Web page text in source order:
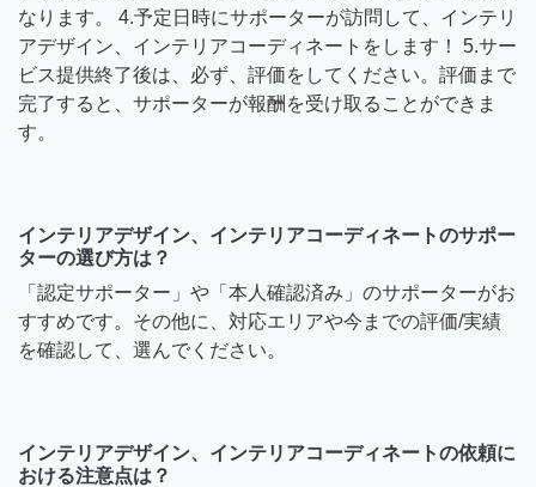
なります。 4.予定日時にサポーターが訪問して、インテリ
アデザイン、インテリアコーディネートをします！ 5.サー
ビス提供終了後は、必ず、評価をしてください。評価まで
完了すると、サポーターが報酬を受け取ることができま
す。
インテリアデザイン、インテリアコーディネートのサポー
ターの選び方は？
「認定サポーター」や「本人確認済み」のサポーターがお
すすめです。その他に、対応エリアや今までの評価/実績
を確認して、選んでください。
インテリアデザイン、インテリアコーディネートの依頼に
おける注意点は？